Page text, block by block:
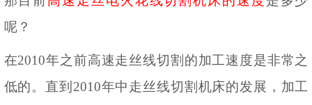
呢？
在2010年之前高速走丝线切割的加工速度是非常之
低的。直到2010年中走丝线切割机床的发展，加工